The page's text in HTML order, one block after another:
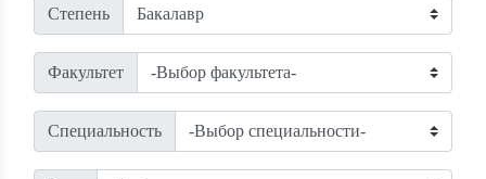
Степень
Факультет
Специальность